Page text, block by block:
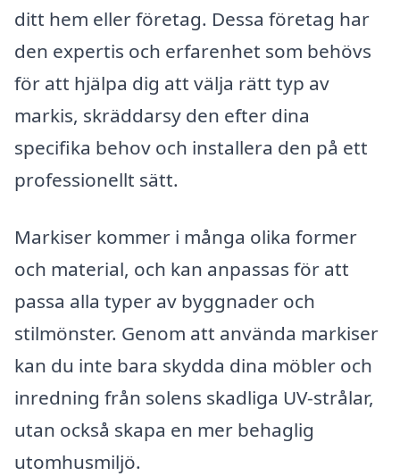
ditt hem eller företag. Dessa företag har
den expertis och erfarenhet som behövs
för att hjälpa dig att välja rätt typ av
markis, skräddarsy den efter dina
specifika behov och installera den på ett
professionellt sätt.
Markiser kommer i många olika former
och material, och kan anpassas för att
passa alla typer av byggnader och
stilmönster. Genom att använda markiser
kan du inte bara skydda dina möbler och
inredning från solens skadliga UV-strålar,
utan också skapa en mer behaglig
utomhusmiljö.